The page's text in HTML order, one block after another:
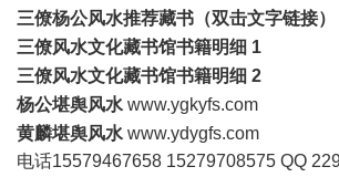
三僚杨公风水推荐藏书 （双击文字链接）
三僚风水文化藏书馆书籍明细 1
三僚风水文化藏书馆书籍明细 2
杨公堪舆风水 www.ygkyfs.com
黄麟堪舆风水 www.ydygfs.com
电话15579467658 15279708575 QQ